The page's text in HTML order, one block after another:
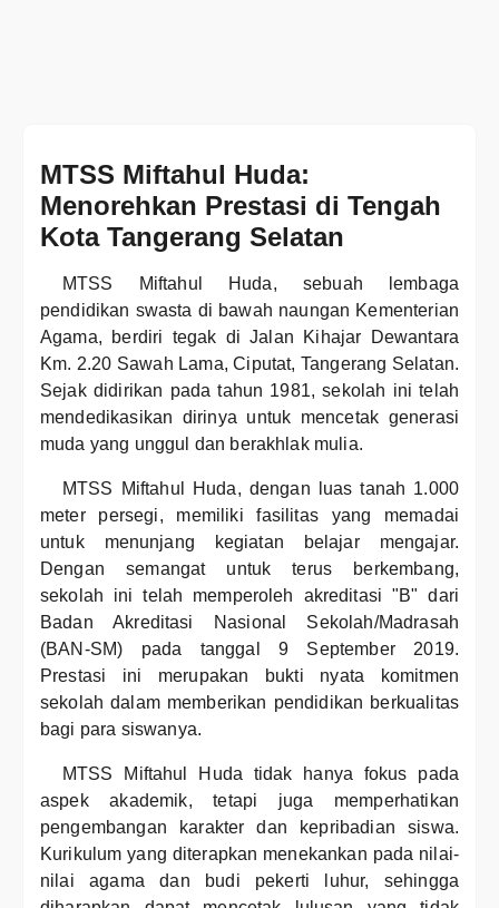
MTSS Miftahul Huda:
Menorehkan Prestasi di Tengah
Kota Tangerang Selatan
MTSS Miftahul Huda, sebuah lembaga
pendidikan swasta di bawah naungan Kementerian
Agama, berdiri tegak di Jalan Kihajar Dewantara
Km. 2.20 Sawah Lama, Ciputat, Tangerang Selatan.
Sejak didirikan pada tahun 1981, sekolah ini telah
mendedikasikan dirinya untuk mencetak generasi
muda yang unggul dan berakhlak mulia.
MTSS Miftahul Huda, dengan luas tanah 1.000
meter persegi, memiliki fasilitas yang memadai
untuk menunjang kegiatan belajar mengajar.
Dengan semangat untuk terus berkembang,
sekolah ini telah memperoleh akreditasi "B" dari
Badan Akreditasi Nasional Sekolah/Madrasah
(BAN-SM) pada tanggal 9 September 2019.
Prestasi ini merupakan bukti nyata komitmen
sekolah dalam memberikan pendidikan berkualitas
bagi para siswanya.
MTSS Miftahul Huda tidak hanya fokus pada
aspek akademik, tetapi juga memperhatikan
pengembangan karakter dan kepribadian siswa.
Kurikulum yang diterapkan menekankan pada nilai-
nilai agama dan budi pekerti luhur, sehingga